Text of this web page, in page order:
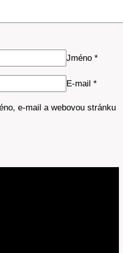
Jméno *
E-mail *
e-mail a webovou stránku